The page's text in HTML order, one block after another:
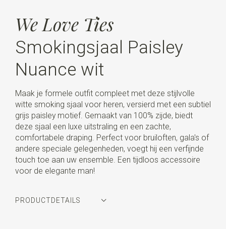
We Love Ties
Smokingsjaal Paisley
Nuance wit
Maak je formele outfit compleet met deze stijlvolle
witte smoking sjaal voor heren, versierd met een subtiel
grijs paisley motief. Gemaakt van 100% zijde, biedt
deze sjaal een luxe uitstraling en een zachte,
comfortabele draping. Perfect voor bruiloften, gala's of
andere speciale gelegenheden, voegt hij een verfijnde
touch toe aan uw ensemble. Een tijdloos accessoire
voor de elegante man!
PRODUCTDETAILS